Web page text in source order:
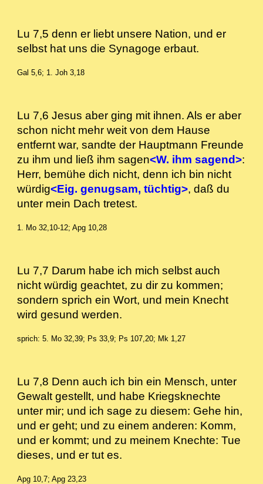
Lu 7,5 denn er liebt unsere Nation, und er
selbst hat uns die Synagoge erbaut.
Gal 5,6; 1. Joh 3,18
Lu 7,6 Jesus aber ging mit ihnen. Als er aber
schon nicht mehr weit von dem Hause
entfernt war, sandte der Hauptmann Freunde
zu ihm und ließ ihm sagen<W. ihm sagend>:
Herr, bemühe dich nicht, denn ich bin nicht
würdig<Eig. genugsam, tüchtig>, daß du
unter mein Dach tretest.
1. Mo 32,10-12; Apg 10,28
Lu 7,7 Darum habe ich mich selbst auch
nicht würdig geachtet, zu dir zu kommen;
sondern sprich ein Wort, und mein Knecht
wird gesund werden.
sprich: 5. Mo 32,39; Ps 33,9; Ps 107,20; Mk 1,27
Lu 7,8 Denn auch ich bin ein Mensch, unter
Gewalt gestellt, und habe Kriegsknechte
unter mir; und ich sage zu diesem: Gehe hin,
und er geht; und zu einem anderen: Komm,
und er kommt; und zu meinem Knechte: Tue
dieses, und er tut es.
Apg 10,7; Apg 23,23